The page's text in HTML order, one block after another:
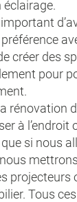
éclairage.
créer des
pour
rénovation
à l’endroit
si nous
projecteurs
Tous